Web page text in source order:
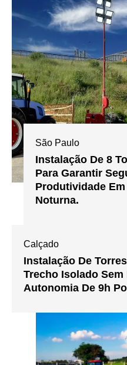
São Paulo
Instalação De 8
Para Garantir
Produtividade
Noturna.
Calçado
Instalação De
Trecho Isolado Sem
Autonomia De 9h